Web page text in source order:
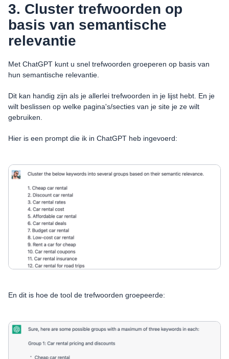
3. Cluster trefwoorden op
basis van semantische
relevantie
Met ChatGPT kunt u snel trefwoorden groeperen op basis van
hun semantische relevantie.
Dit kan handig zijn als je allerlei trefwoorden in je lijst hebt. En je
wilt beslissen op welke pagina's/secties van je site je ze wilt
gebruiken.
Hier is een prompt die ik in ChatGPT heb ingevoerd:
En dit is hoe de tool de trefwoorden groepeerde: